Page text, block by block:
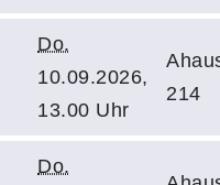
Do.
10.09.2026,
13.00 Uhr
214
Do.